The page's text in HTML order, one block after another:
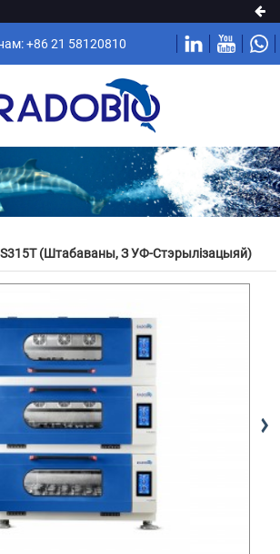
+86 21 58120810
(штабаваны, З УФ-Стэрылізацыяй)